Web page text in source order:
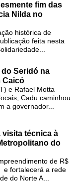
fim das
Nilda no
histórica de
feita nesta
Seridó na
Caicó
e Rafael Motta
Cadu caminhou
a governador...
visita técnica à
do
de R$
e fortalecerá a rede
do Norte A...